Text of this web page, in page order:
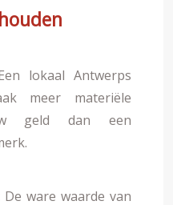
lokaal Antwerps
meer materiële
geld dan een
De ware waarde van